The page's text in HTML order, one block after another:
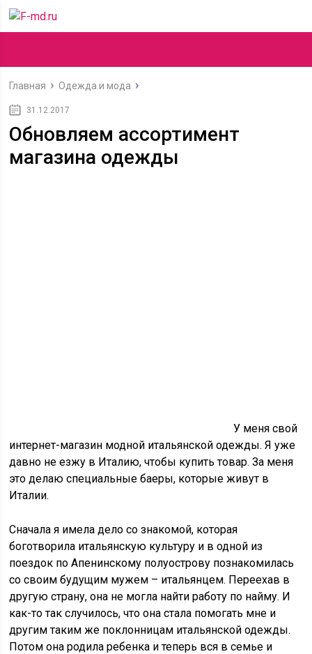
Главная Одежда и мода
31.12.2017
Обновляем ассортимент
магазина одежды
У меня свой
интернет-магазин модной итальянской одежды. Я уже
давно не езжу в Италию, чтобы купить товар. За меня
это делаю специальные баеры, которые живут в
Италии.
Сначала я имела дело со знакомой, которая
боготворила итальянскую культуру и в одной из
поездок по Апенинскому полуострову познакомилась
со своим будущим мужем – итальянцем. Переехав в
другую страну, она не могла найти работу по найму. И
как-то так случилось, что она стала помогать мне и
другим таким же поклонницам итальянской одежды.
Потом она родила ребенка и теперь вся в семье и